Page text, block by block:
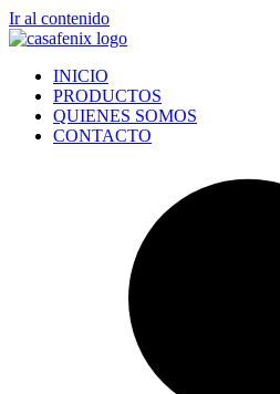
Ir al contenido
INICIO
PRODUCTOS
QUIENES SOMOS
CONTACTO